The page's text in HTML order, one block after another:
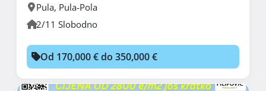
Pula, Pula-Pola
2/11 Slobodno
Od 170,000 € do 350,000 €